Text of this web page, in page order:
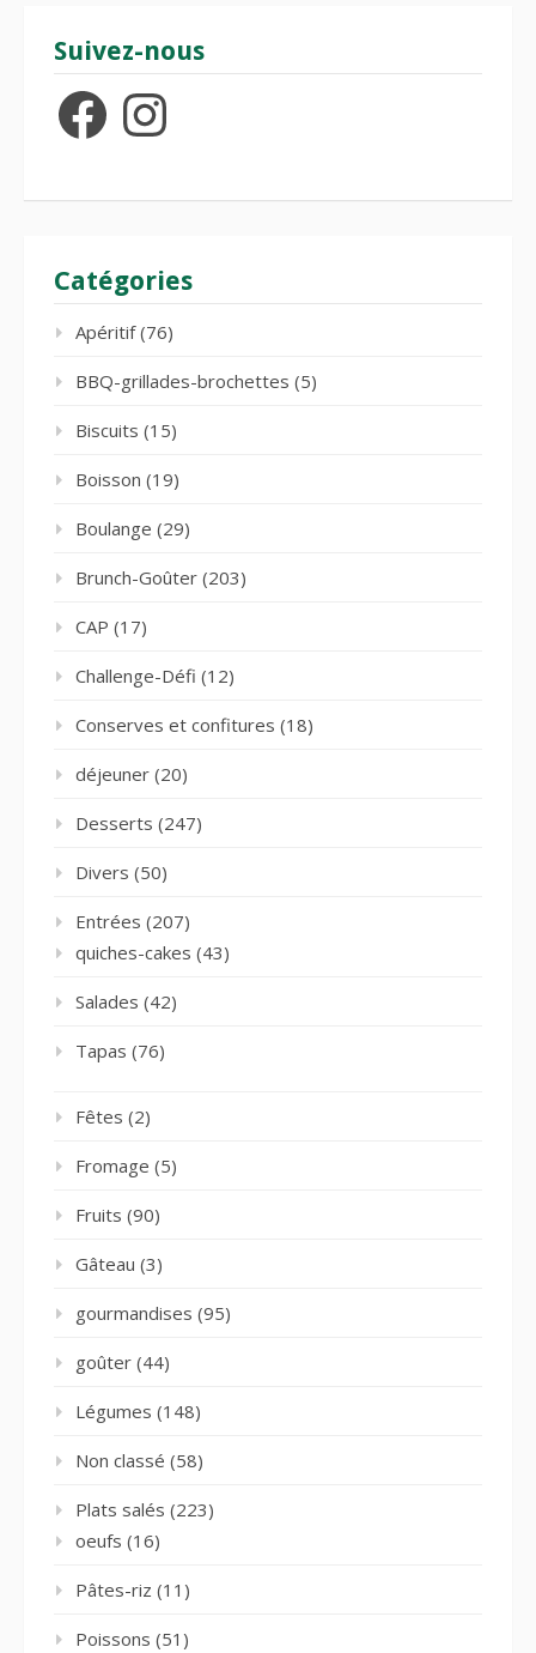
Suivez-nous
FacebookInstagram
Catégories
Apéritif(76)
BBQ-grillades-brochettes (5)
Biscuits (15)
Boisson (19)
Boulange (29)
Brunch-Goûter (203)
CAP (17)
Challenge-Défi (12)
Conserves et confitures (18)
déjeuner (20)
Desserts (247)
Divers (50)
Entrées (207)
quiches-cakes (43)
Salades (42)
Tapas (76)
Fêtes (2)
Fromage (5)
Fruits (90)
Gâteau (3)
gourmandises (95)
goûter (44)
Légumes (148)
Non classé (58)
Plats salés (223)
oeufs (16)
Pâtes-riz (11)
Poissons (51)